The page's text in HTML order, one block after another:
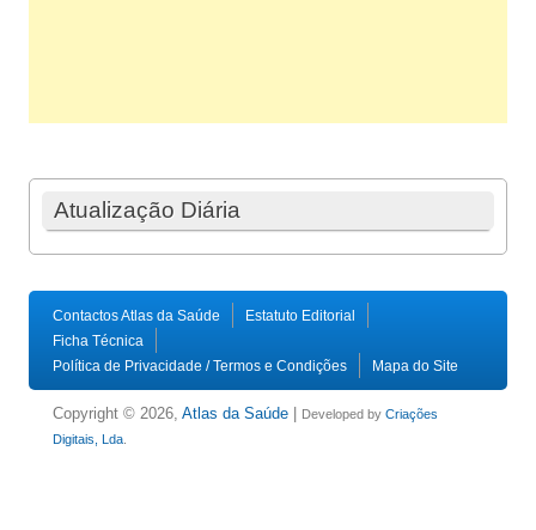
Atualização Diária
Contactos Atlas da Saúde
Estatuto Editorial
Ficha Técnica
Política de Privacidade / Termos e Condições
Mapa do Site
Copyright © 2026, Atlas da Saúde Developed by Criações
Digitais, Lda